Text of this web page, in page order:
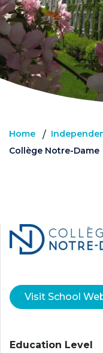
Home /
Collège Notre-Dame
Visit School
Education Level